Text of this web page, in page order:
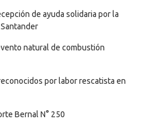
de ayuda solidaria por la
natural de combustión
por labor rescatista en
Bernal N° 250